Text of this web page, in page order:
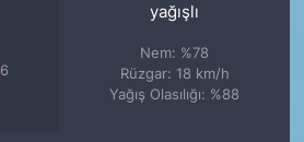
yağışlı
Nem: %78
Rüzgar: 18 km/h
Yağış Olasılığı: %88